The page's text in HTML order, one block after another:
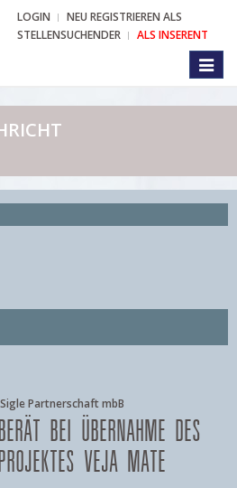
LOGIN
NEU REGISTRIEREN ALS
STELLENSUCHENDER
ALS INSERENT
Partnerschaft mbB
BEI ÜBERNAHME DES
VEJA MATE